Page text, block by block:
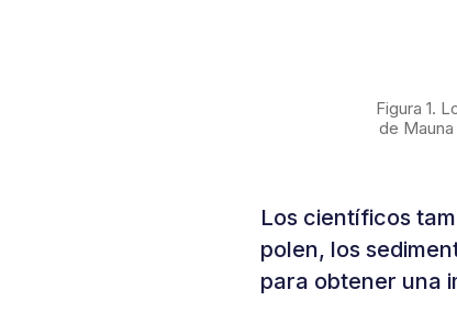
Figura 1.
de
Los científicos
polen, los
para obtener una